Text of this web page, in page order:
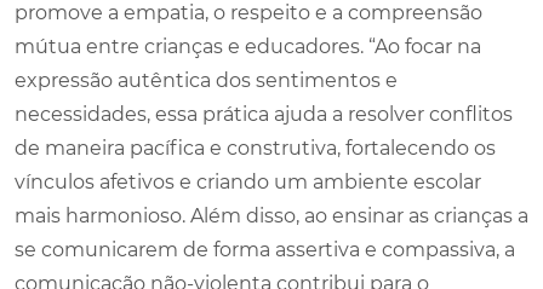
promove a empatia, o respeito e a compreensão
mútua entre crianças e educadores. “Ao focar na
expressão autêntica dos sentimentos e
necessidades, essa prática ajuda a resolver conflitos
de maneira pacífica e construtiva, fortalecendo os
vínculos afetivos e criando um ambiente escolar
mais harmonioso. Além disso, ao ensinar as crianças a
se comunicarem de forma assertiva e compassiva, a
comunicação não-violenta contribui para o